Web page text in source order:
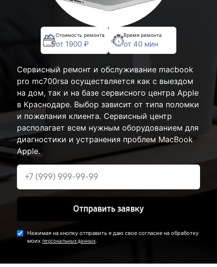
Стоимость ремонта
от 1900 ₽
Время ремонта
от 40 мин
Сервисный ремонт и обслуживание macbook
pro mc700rsa осуществляется как с выездом
на дом, так и на базе сервисного центра Apple
в Краснодаре. Выбор зависит от типа поломки
и пожелания клиента. Сервисный центр
располагает всем нужным оборудованием для
диагностики и устранения проблем MacBook
Apple.
Отправить заявку
Нажимая на кнопку отправить я даю свое согласие на обработку
моих персональных данных.